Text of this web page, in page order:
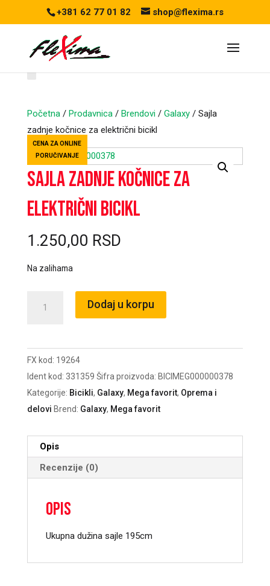
+381 62 77 01 82 shop@flexima.rs
Početna/ Prodavnica/ Brendovi/ Galaxy/ Sajla
zadnje kočnice za električni bicikl
CENA ZA ONLINE
PORUČIVANJE
Sajla zadnje kočnice za
električni bicikl
1.250,00 RSD
Na zalihama
za
električni
bicikl
količina
Dodaj u korpu
FX kod: 19264
Ident kod: 331359 Šifra proizvoda: BICIMEG000000378
Kategorije: Bicikli, Galaxy, Mega favorit, Oprema i
delovi Brend: Galaxy, Mega favorit
Opis
Recenzije (0)
Opis
Ukupna dužina sajle 195cm